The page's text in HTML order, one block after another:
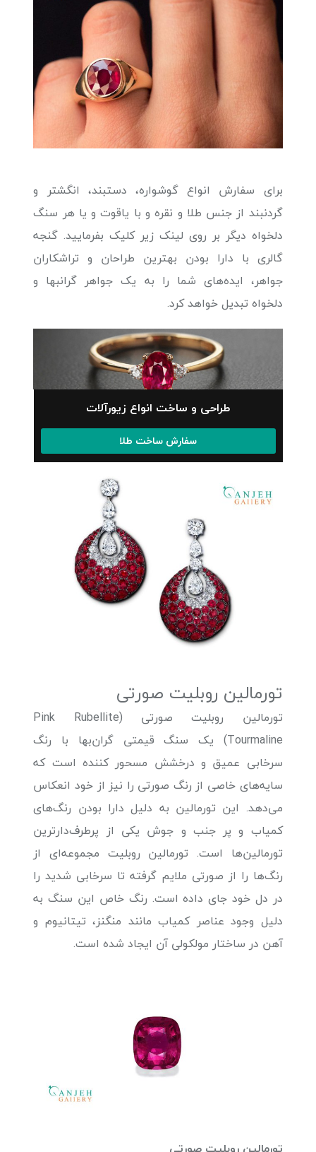
برای سفارش انواع گوشواره، دستبند، انگشتر و
گردنبند از جنس طلا و نقره و با یاقوت و یا هر سنگ
دلخواه دیگر بر روی لینک زیر کلیک بفرمایید. گنجه
گالری با دارا بودن بهترین طراحان و تراشکاران
جواهر، ایده‌های شما را به یک جواهر گرانبها و
دلخواه تبدیل خواهد کرد.
طراحی و ساخت انواع زیورآلات
سفارش ساخت طلا
تورمالین روبلیت صورتی
تورمالین روبلیت صورتی (Pink Rubellite
Tourmaline) یک سنگ قیمتی گران‌بها با رنگ
سرخابی عمیق و درخشش مسحور کننده است که
سایه‌های خاصی از رنگ صورتی را نیز از خود انعکاس
می‌دهد. این تورمالین به دلیل دارا بودن رنگ‌های
کمیاب و پر جنب و جوش یکی از پرطرف‌دارترین
تورمالین‌ها است. تورمالین روبلیت مجموعه‌ای از
رنگ‌ها را از صورتی ملایم گرفته تا سرخابی شدید را
در دل خود جای داده است. رنگ خاص این سنگ به
دلیل وجود عناصر کمیاب مانند منگنز، تیتانیوم و
آهن در ساختار مولکولی آن ایجاد شده است.